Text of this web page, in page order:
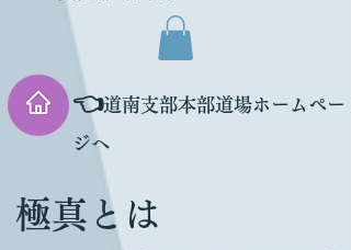
👈道南支部本部道場ホームペー
ジへ
極真とは